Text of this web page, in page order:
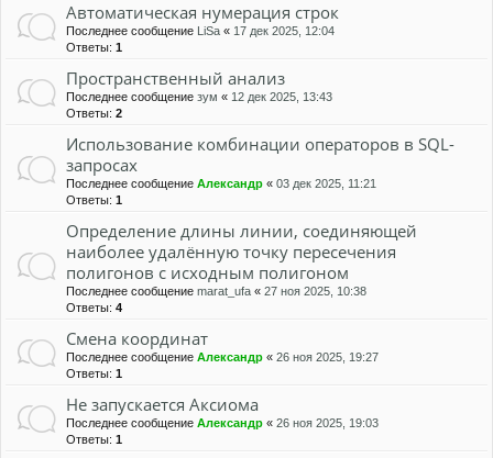
Автоматическая нумерация строк
Последнее сообщение LiSa « 17 дек 2025, 12:04
Ответы: 1
Пространственный анализ
Последнее сообщение зум « 12 дек 2025, 13:43
Ответы: 2
Использование комбинации операторов в SQL-
запросах
Последнее сообщение Александр « 03 дек 2025, 11:21
Ответы: 1
Определение длины линии, соединяющей
наиболее удалённую точку пересечения
полигонов с исходным полигоном
Последнее сообщение marat_ufa « 27 ноя 2025, 10:38
Ответы: 4
Смена координат
Последнее сообщение Александр « 26 ноя 2025, 19:27
Ответы: 1
Не запускается Аксиома
Последнее сообщение Александр « 26 ноя 2025, 19:03
Ответы: 1